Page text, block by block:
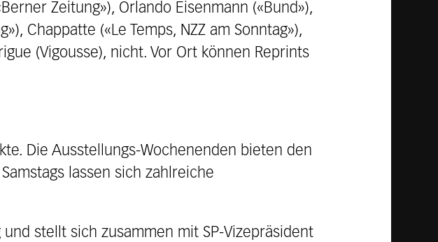
Zeitung»), Orlando Eisenmann («Bund»),
Chappatte («Le Temps, NZZ am Sonntag»),
(Vigousse), nicht. Vor Ort können Reprints
Die Ausstellungs-Wochenenden bieten den
lassen sich zahlreiche
stellt sich zusammen mit SP-Vizepräsident